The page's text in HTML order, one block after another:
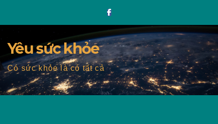
Yêu sức khỏe
Có sức khỏe là có tất cả